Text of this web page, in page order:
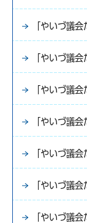
「やいづ議
「やいづ議
「やいづ議
「やいづ議
「やいづ議
「やいづ議
「やいづ議